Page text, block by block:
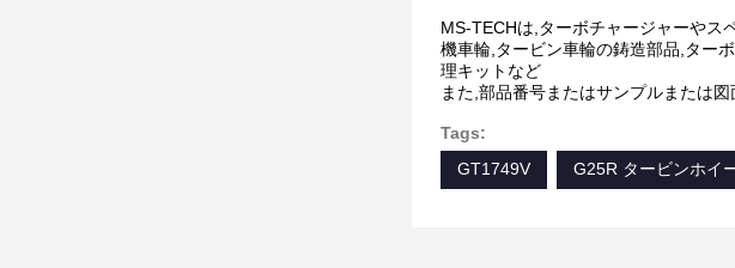
MS-TECHは,ターボチャージャーやス
機車輪,タービン車輪の鋳造部品,ター
理キットなど
また,部品番号またはサンプルまたは
Tags:
GT1749V
G25R タービンホイ